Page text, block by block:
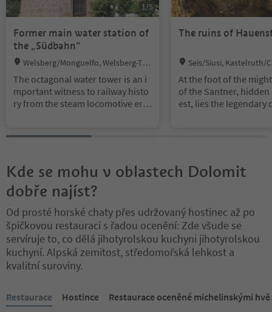
1 /5
Former main water station of
the „Südbahn“
Location:
Welsberg/Monguelfo, Welsberg-Tai
The octagonal water tower is an i
mportant witness to railway histo
ry from the steam locomotive era.
g as a technical “fuel station” for l
ved railway buildings, it forms a c
oherent ensemble from the Austr
o-Hungarian period. The site has
been listed as a protected monum
ent since 2004.
The ruins of
Location:
Seis/Siusi, Kastelruth/
At the foot of the
of the Santner,
est, lies the legendary
ntury. One of the
amous minnesinger
er glory are the castle
et the site continues
very special,
According to an old
say in the area around
Kde se mohu v oblastech Dolomit
dobře najíst?
Od prosté horské chaty přes udržovaný hostinec až po
špičkovou restauraci s řadou ocenění: Zde všude se
servíruje to, co dělá jihotyrolskou kuchyni jihotyrolskou
kuchyní. Alpská zemitost, středomořská lehkost a
kvalitní suroviny.
Nacházíte se na tabulkovém posuvníku. Vyberte kartu pro
Restaurace Hostince Restaurace oceněné michelinskými